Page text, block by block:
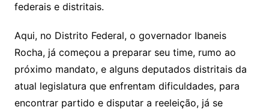
federais e distritais.
Aqui, no Distrito Federal, o governador Ibaneis
Rocha, já começou a preparar seu time, rumo ao
próximo mandato, e alguns deputados distritais da
atual legislatura que enfrentam dificuldades, para
encontrar partido e disputar a reeleição, já se